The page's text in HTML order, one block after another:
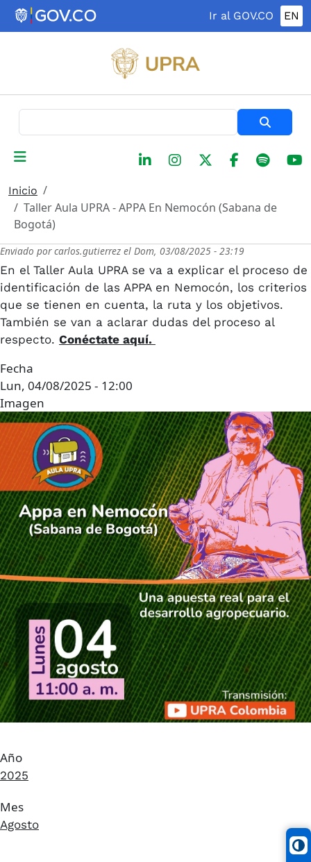
Pasar al contenido principal
Ir al GOV.CO EN
Inicio
Taller Aula UPRA - APPA En Nemocón (Sabana de
Bogotá)
Enviado porcarlos.gutierrez el Dom, 03/08/2025 - 23:19
En el Taller Aula UPRA se va a explicar el proceso de
identificación de las APPA en Nemocón, los criterios
que se tienen en cuenta, la ruta y los objetivos.
También se van a aclarar dudas del proceso al
respecto. Conéctate aquí.
Fecha
Lun, 04/08/2025 - 12:00
Imagen
Imagen
Año
2025
Mes
Agosto